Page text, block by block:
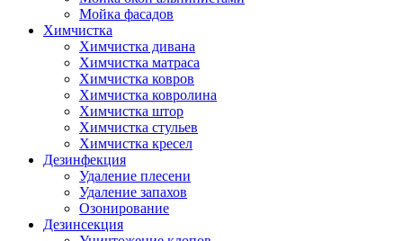
Мойка фасадов
Химчистка
Химчистка дивана
Химчистка матраса
Химчистка ковров
Химчистка ковролина
Химчистка штор
Химчистка стульев
Химчистка кресел
Дезинфекция
Удаление плесени
Удаление запахов
Озонирование
Дезинсекция